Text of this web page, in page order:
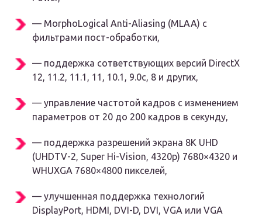
— MorphoLogical Anti-Aliasing (MLAA) с
фильтрами пост-обработки,
— поддержка сответствующих версий DirectX
12, 11.2, 11.1, 11, 10.1, 9.0c, 8 и других,
— управление частотой кадров с изменением
параметров от 20 до 200 кадров в секунду,
— поддержка разрешений экрана 8K UHD
(UHDTV-2, Super Hi-Vision, 4320p) 7680×4320 и
WHUXGA 7680×4800 пикселей,
— улучшенная поддержка технологий
DisplayPort, HDMI, DVI-D, DVI, VGA или VGA